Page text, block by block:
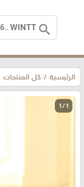
search
الرئيسية كل المنتجات
1 / 1